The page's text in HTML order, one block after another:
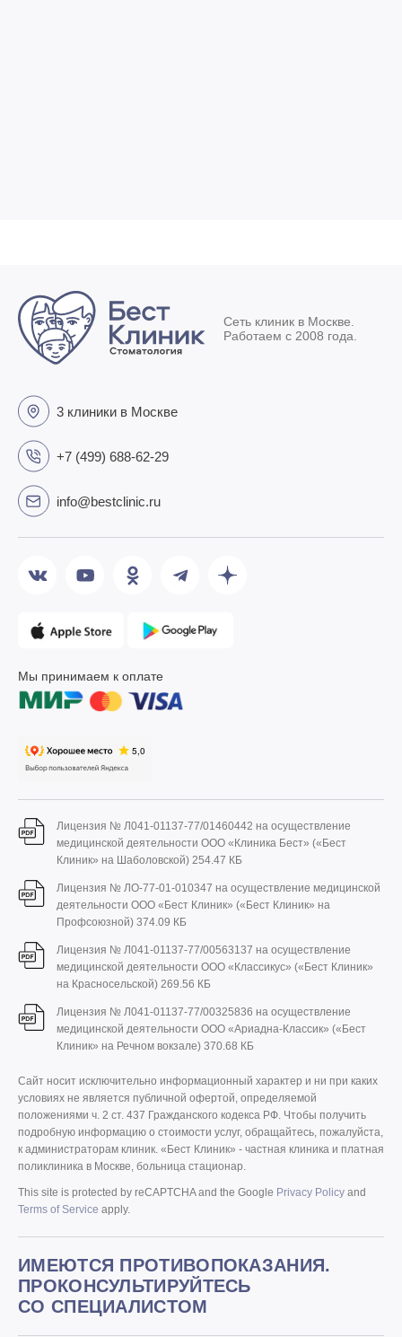
Сеть клиник в Москве.
Работаем с 2008 года.
3 клиники в Москве
+7 (499) 688-62-29
info@bestclinic.ru
Мы принимаем к оплате
Лицензия № Л041-01137-77/01460442 на осуществление
медицинской деятельности ООО «Клиника Бест» («Бест
Клиник» на Шаболовской) 254.47 КБ
Лицензия № ЛО-77-01-010347 на осуществление медицинской
деятельности ООО «Бест Клиник» («Бест Клиник» на
Профсоюзной) 374.09 КБ
Лицензия № Л041-01137-77/00563137 на осуществление
медицинской деятельности ООО «Классикус» («Бест Клиник»
на Красносельской) 269.56 КБ
Лицензия № Л041-01137-77/00325836 на осуществление
медицинской деятельности ООО «Ариадна-Классик» («Бест
Клиник» на Речном вокзале) 370.68 КБ
Сайт носит исключительно информационный характер и ни при каких
условиях не является публичной офертой, определяемой
положениями ч. 2 ст. 437 Гражданского кодекса РФ. Чтобы получить
подробную информацию о стоимости услуг, обращайтесь, пожалуйста,
к администраторам клиник. «Бест Клиник» - частная клиника и платная
поликлиника в Москве, больница стационар.
This site is protected by reCAPTCHA and the Google Privacy Policy and
Terms of Service apply.
ИМЕЮТСЯ ПРОТИВОПОКАЗАНИЯ.
ПРОКОНСУЛЬТИРУЙТЕСЬ
СО СПЕЦИАЛИСТОМ